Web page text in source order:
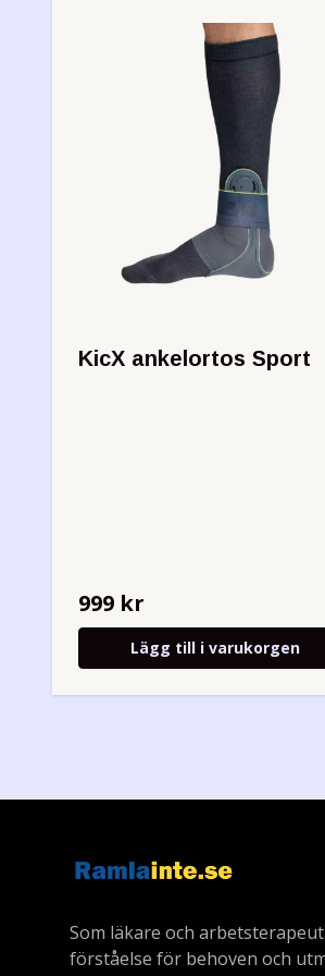
KicX ankelortos Sport
999 kr
Lägg till i varukorgen
Som läkare och
förståelse för behoven och